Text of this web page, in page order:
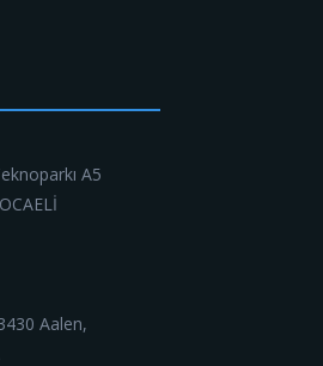
A5
Aalen,